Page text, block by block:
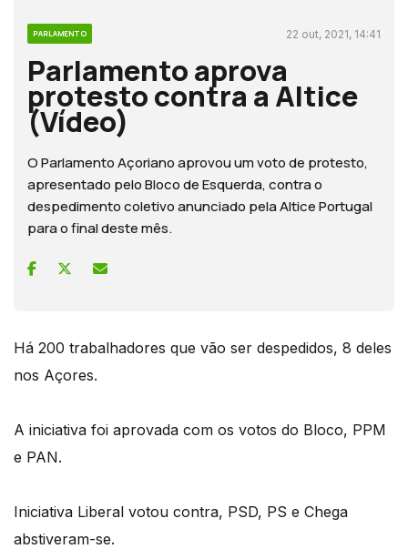
PARLAMENTO 22 out, 2021, 14:41
Parlamento aprova
protesto contra a Altice
(Vídeo)
O Parlamento Açoriano aprovou um voto de protesto,
apresentado pelo Bloco de Esquerda, contra o
despedimento coletivo anunciado pela Altice Portugal
para o final deste mês.
Há 200 trabalhadores que vão ser despedidos, 8 deles
nos Açores.
A iniciativa foi aprovada com os votos do Bloco, PPM
e PAN.
Iniciativa Liberal votou contra, PSD, PS e Chega
abstiveram-se.